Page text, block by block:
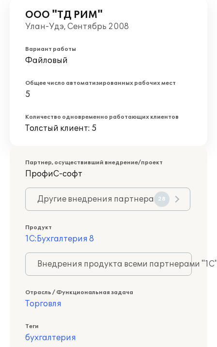
ООО "TД РИМ"
Улан-Удэ, Сентябрь 2008
Вариант работы
Файловый
Общее число автоматизированных рабочих мест
5
Количество одновременно работающих клиентов
Толстый клиент: 5
Партнер, осуществивший внедрение/проект
ПрофиС-софт
Другие внедрения партнера 28
Продукт
1С:Бухгалтерия 8
Внедрения продукта всеми партнерами
Отрасль / Функциональная задача
Торговля
Теги
бухгалтерия